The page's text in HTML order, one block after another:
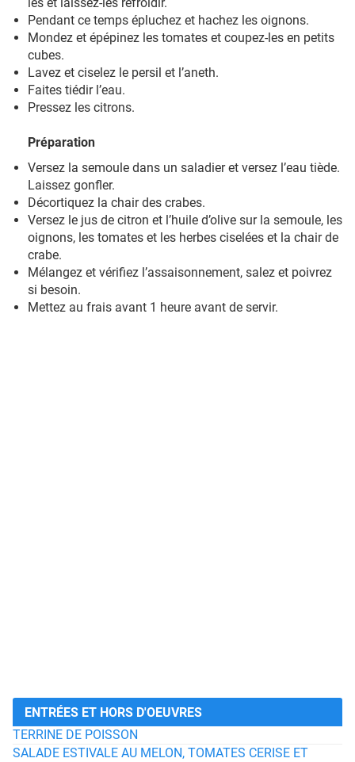
Pendant ce temps épluchez et hachez les oignons.
Mondez et épépinez les tomates et coupez-les en petits
cubes.
Lavez et ciselez le persil et l’aneth.
Faites tiédir l’eau.
Pressez les citrons.
Préparation
Versez la semoule dans un saladier et versez l’eau tiède.
Laissez gonfler.
Décortiquez la chair des crabes.
Versez le jus de citron et l’huile d’olive sur la semoule, les
oignons, les tomates et les herbes ciselées et la chair de
crabe.
Mélangez et vérifiez l’assaisonnement, salez et poivrez
si besoin.
Mettez au frais avant 1 heure avant de servir.
ENTRÉES ET HORS D'OEUVRES
TERRINE DE POISSON
SALADE ESTIVALE AU MELON, TOMATES CERISE ET